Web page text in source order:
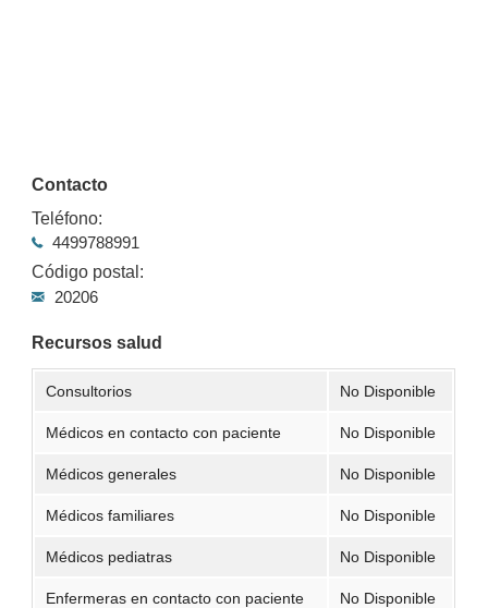
Contacto
Teléfono:
4499788991
Código postal:
20206
Recursos salud
Consultorios No Disponible
Médicos en contacto con paciente No Disponible
Médicos generales No Disponible
Médicos familiares No Disponible
Médicos pediatras No Disponible
Enfermeras en contacto con paciente No Disponible